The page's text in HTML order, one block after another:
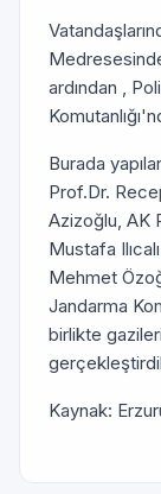
ardından ,
Burada
Prof.Dr.
Azizoğlu, AK
Mustafa
Mehmet
Jandarma
birlikte
Kaynak: